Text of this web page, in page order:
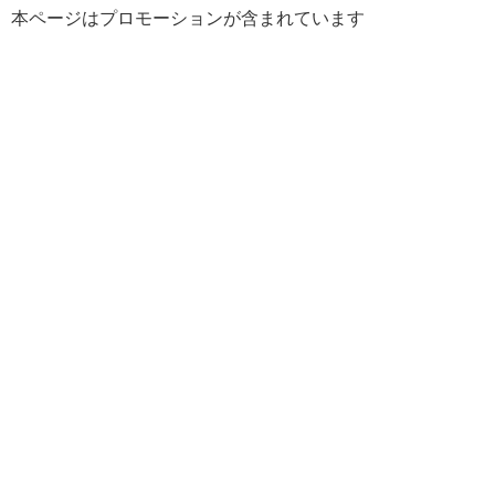
本ページはプロモーションが含まれています